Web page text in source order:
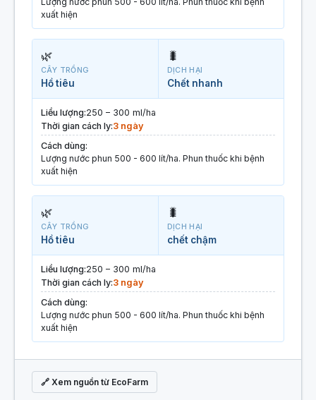
xuất hiện
🌿
CÂY TRỒNG
Hồ tiêu
🐛
DỊCH HẠI
Chết nhanh
Liều lượng:250 – 300 ml/ha
Thời gian cách ly:3 ngày
Cách dùng:
Lượng nước phun 500 - 600 lít/ha. Phun thuốc khi bệnh
xuất hiện
🌿
CÂY TRỒNG
Hồ tiêu
🐛
DỊCH HẠI
chết chậm
Liều lượng:250 – 300 ml/ha
Thời gian cách ly:3 ngày
Cách dùng:
Lượng nước phun 500 - 600 lít/ha. Phun thuốc khi bệnh
xuất hiện
🔗 Xem nguồn từ EcoFarm